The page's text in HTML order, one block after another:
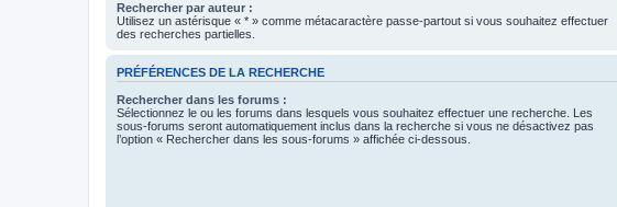
Rechercher par auteur :
Utilisez un astérisque « * » comme métacaractère passe-partout si vous souhaitez effectuer
des recherches partielles.
PRÉFÉRENCES DE LA RECHERCHE
Rechercher dans les forums :
Sélectionnez le ou les forums dans lesquels vous souhaitez effectuer une recherche. Les
sous-forums seront automatiquement inclus dans la recherche si vous ne désactivez pas
l’option « Rechercher dans les sous-forums » affichée ci-dessous.